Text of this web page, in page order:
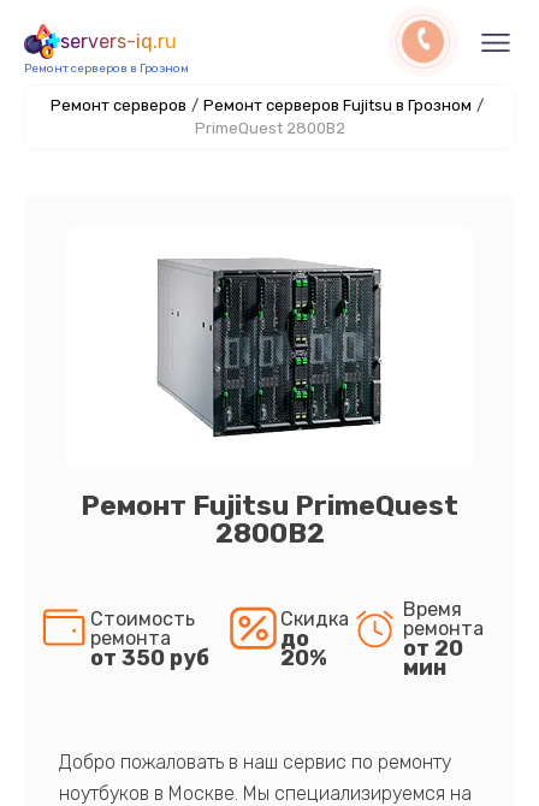
servers-iq.ru
Ремонт серверов в Грозном
Ремонт серверов / Ремонт серверов Fujitsu в Грозном /
PrimeQuest 2800B2
Ремонт Fujitsu PrimeQuest
2800B2
Стоимость
ремонта
от 350 руб
Скидка
до
20%
Время
ремонта
от 20
мин
Добро пожаловать в наш сервис по ремонту
ноутбуков в Москве. Мы специализируемся на